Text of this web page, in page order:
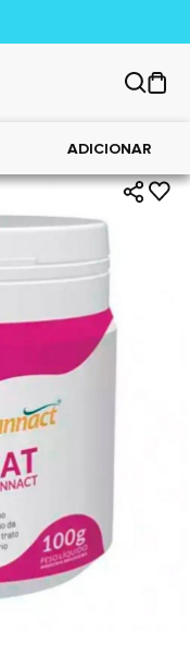
ADICIONAR